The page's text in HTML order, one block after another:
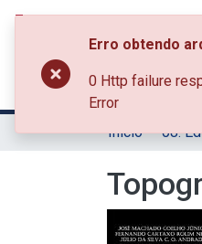
Início
Erro obtendo
0 Http failure
Error